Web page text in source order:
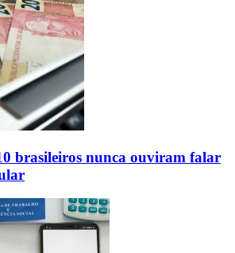
brasileiros nunca ouviram falar